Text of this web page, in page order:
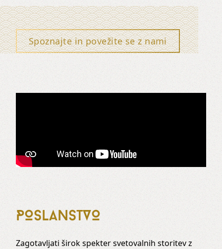
Spoznajte in povežite se z nami
POSLANSTVO
Zagotavljati širok spekter svetovalnih storitev z